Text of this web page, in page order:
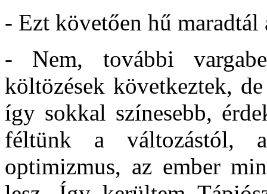
- Ezt követően hű maradtál
- Nem, további
költözések következtek,
így sokkal színesebb,
féltünk a változástól,
optimizmus, az ember